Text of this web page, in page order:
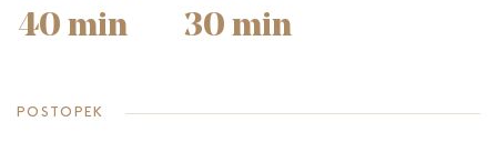
40 min 30 min
POSTOPEK